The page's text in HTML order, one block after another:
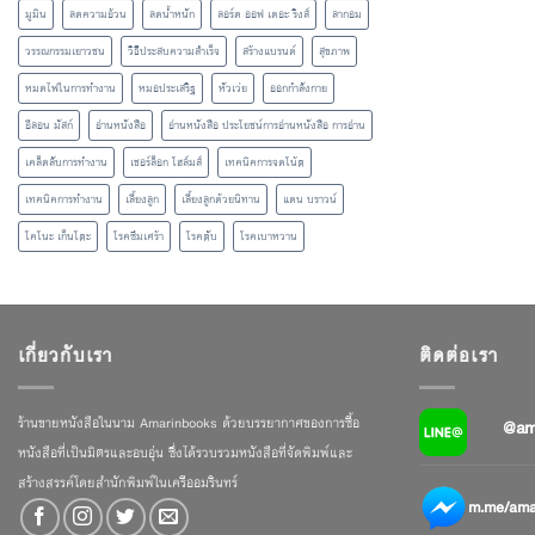
มูมิน
ลดความอ้วน ลดน้ำหนัก ลอร์ด ออฟ เดอะ ริงส์
ลากอม
วรรณกรรมเยาวชน
วิธีประสบความสำเร็จ สร้างแบรนด์
สุขภาพ
หมดไฟในการทำงาน
หมอประเสริฐ หัวเว่ย
ออกกำลังกาย
อีลอน มัสก์
อ่านหนังสือ
อ่านหนังสือ ประโยชน์การอ่านหนังสือ การอ่าน
เคล็ดลับการทำงาน
เชอร์ล็อก โฮล์มส์
เทคนิคการจดโน้ต
เทคนิคการทำงาน
เลี้ยงลูก เลี้ยงลูกด้วยนิทาน
แดน บราวน์
โคโนะ เก็นโตะ
โรคซึมเศร้า โรคตับ โรคเบาหวาน
เกี่ยวกับเรา
ร้านขายหนังสือในนาม Amarinbooks ด้วยบรรยากาศของการซื้อ
หนังสือที่เป็นมิตรและอบอุ่น ซึ่งได้รวบรวมหนังสือที่จัดพิมพ์และ
สร้างสรรค์โดยสำนักพิมพ์ในเครืออมรินทร์
ติดต่อเรา
m.me/